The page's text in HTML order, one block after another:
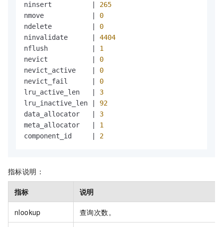
ninsert
265
nmove
0
ndelete
0
ninvalidate
4404
nflush
1
nevict
0
nevict_active
0
nevict_fail
0
lru_active_len
3
lru_inactive_len
92
data_allocator
3
meta_allocator
1
component_id
2
指标说明：
指标 说明
nlookup 查询次数。